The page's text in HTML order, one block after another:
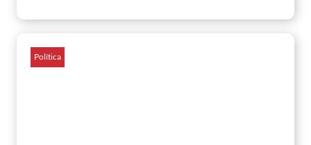
Política